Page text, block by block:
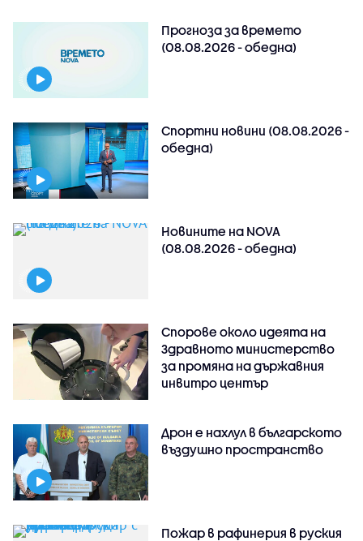
Прогноза за времето
(08.08.2026 - обедна)
Спортни новини (08.08.2026 -
обедна)
Новините на NOVA
(08.08.2026 - обедна)
Спорове около идеята на
Здравното министерство
за промяна на държавния
инвитро център
Дрон е нахлул в българското
въздушно пространство
Пожар в рафинерия в руския